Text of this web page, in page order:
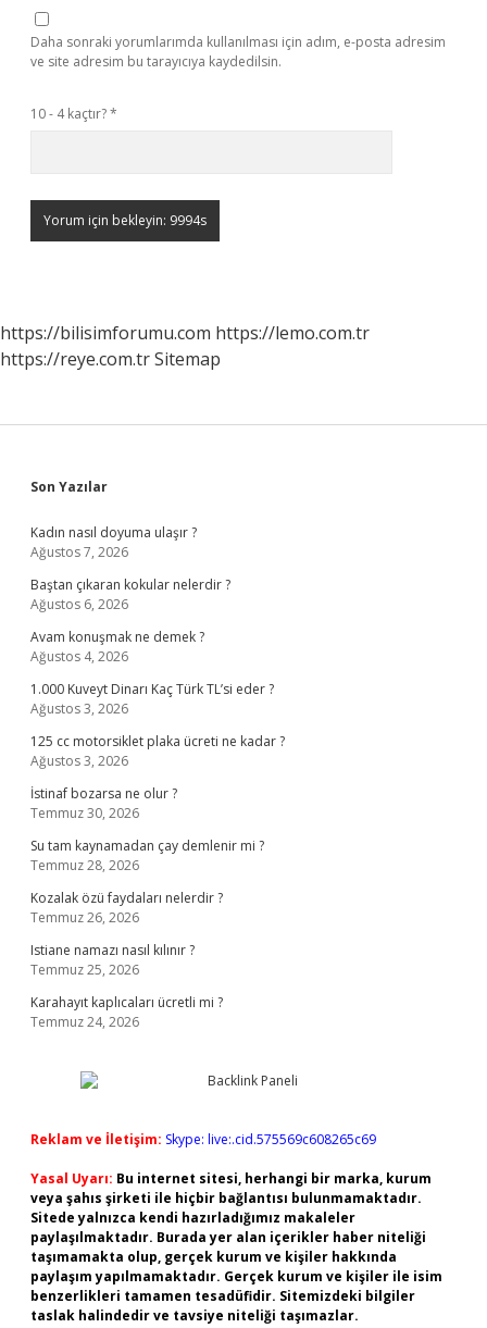
Daha sonraki yorumlarımda kullanılması için adım, e-posta adresim
ve site adresim bu tarayıcıya kaydedilsin.
10 - 4 kaçtır?*
https://bilisimforumu.com https://lemo.com.tr
https://reye.com.trSitemap
Sidebar
Son Yazılar
Kadın nasıl doyuma ulaşır ?
Ağustos 7, 2026
Baştan çıkaran kokular nelerdir ?
Ağustos 6, 2026
Avam konuşmak ne demek ?
Ağustos 4, 2026
1.000 Kuveyt Dinarı Kaç Türk TL’si eder ?
Ağustos 3, 2026
125 cc motorsiklet plaka ücreti ne kadar ?
Ağustos 3, 2026
İstinaf bozarsa ne olur ?
Temmuz 30, 2026
Su tam kaynamadan çay demlenir mi ?
Temmuz 28, 2026
Kozalak özü faydaları nelerdir ?
Temmuz 26, 2026
Istiane namazı nasıl kılınır ?
Temmuz 25, 2026
Karahayıt kaplıcaları ücretli mi ?
Temmuz 24, 2026
Reklam ve İletişim: Skype: live:.cid.575569c608265c69
Yasal Uyarı: Bu internet sitesi, herhangi bir marka, kurum
veya şahıs şirketi ile hiçbir bağlantısı bulunmamaktadır.
Sitede yalnızca kendi hazırladığımız makaleler
paylaşılmaktadır. Burada yer alan içerikler haber niteliği
taşımamakta olup, gerçek kurum ve kişiler hakkında
paylaşım yapılmamaktadır. Gerçek kurum ve kişiler ile isim
benzerlikleri tamamen tesadüfidir. Sitemizdeki bilgiler
taslak halindedir ve tavsiye niteliği taşımazlar.